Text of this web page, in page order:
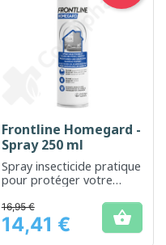
Frontline Homegard -
Spray 250 ml
Spray insecticide pratique
pour protéger votre
infestations de parasites
Prix
16,95 €
14,41 € 